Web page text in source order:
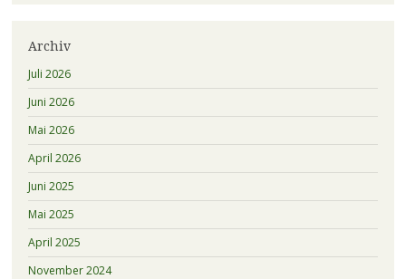
Archiv
Juli 2026
Juni 2026
Mai 2026
April 2026
Juni 2025
Mai 2025
April 2025
November 2024